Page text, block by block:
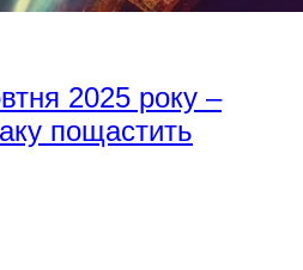
2025 року –
пощастить